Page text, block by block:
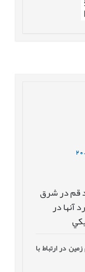
قم در شرق
در
در ارتباط با